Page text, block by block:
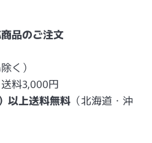
品のご注文
く）
料3,000円
以上送料無料 （北海道・沖